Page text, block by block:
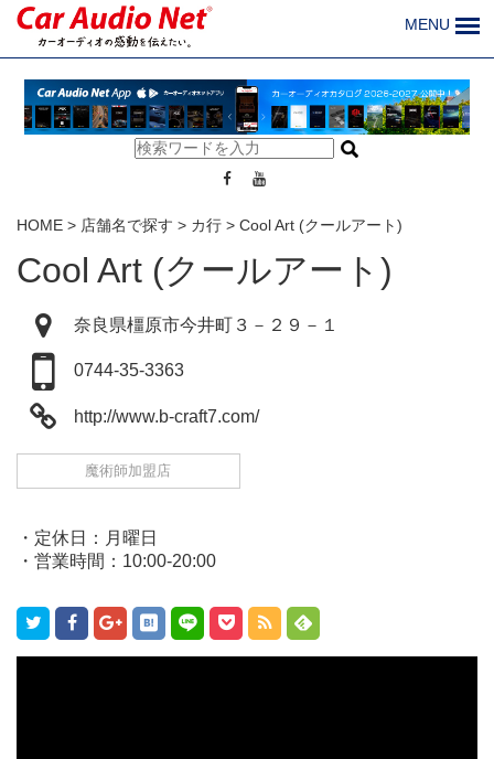
MENU
HOME > 店舗名で探す > カ行 > Cool Art (クールアート)
Cool Art (クールアート)
奈良県橿原市今井町３－２９－１
0744-35-3363
http://www.b-craft7.com/
魔術師加盟店
・定休日：月曜日
・営業時間：10:00-20:00